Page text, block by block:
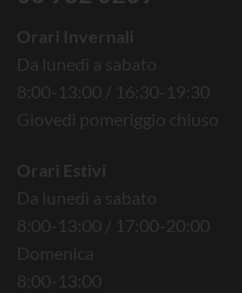
Orari Invernali
Da lunedì a sabato
8:00-13:00 / 16:30-19:30
Giovedì pomeriggio chiuso
Orari Estivi
Da lunedì a sabato
8:00-13:00 / 17:00-20:00
Domenica
8:00-13:00